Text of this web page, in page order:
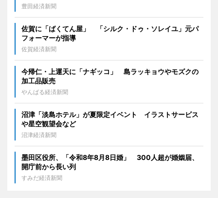
豊田経済新聞
佐賀に「ばくてん屋」 「シルク・ドゥ・ソレイユ」元パ
フォーマーが指導
佐賀経済新聞
今帰仁・上運天に「ナギッコ」 島ラッキョウやモズクの
加工品販売
やんばる経済新聞
沼津「淡島ホテル」が夏限定イベント イラストサービス
や星空観望会など
沼津経済新聞
墨田区役所、「令和8年8月8日婚」 300人超が婚姻届、
開庁前から長い列
すみだ経済新聞